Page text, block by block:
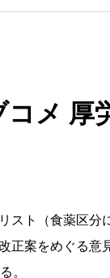
メ 厚
スト（食薬区分
正案をめぐる意
。